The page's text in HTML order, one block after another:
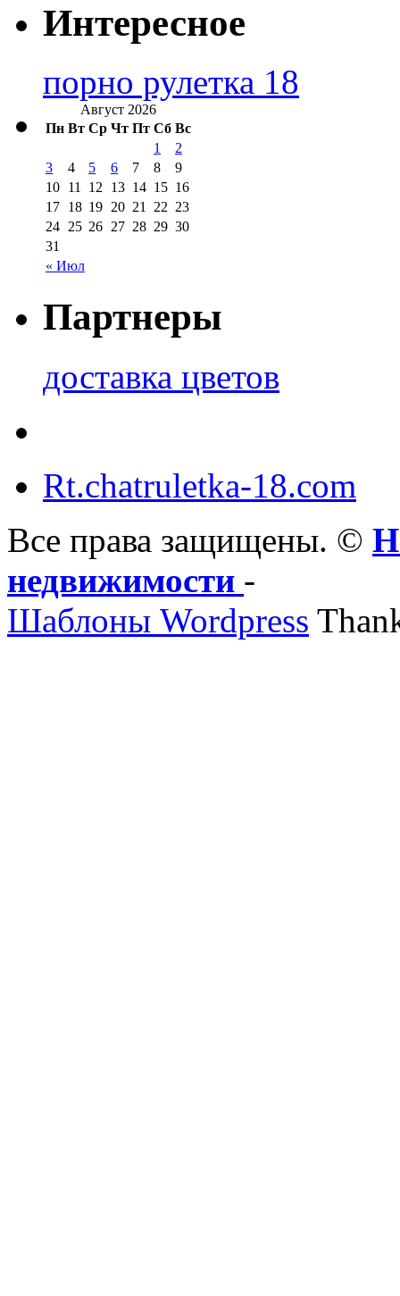
Интересное
порно рулетка 18
Август 2026
Пн Вт Ср Чт Пт Сб Вс
« Июл
1
2
3
4 5 6 7 8
9
10 11 12 13 14 15 16
17 18 19 20 21 22 23
24 25 26 27 28 29 30
31
Партнеры
доставка цветов
Rt.chatruletka-18.com
Все права защищены. ©
недвижимости -
Шаблоны Wordpress